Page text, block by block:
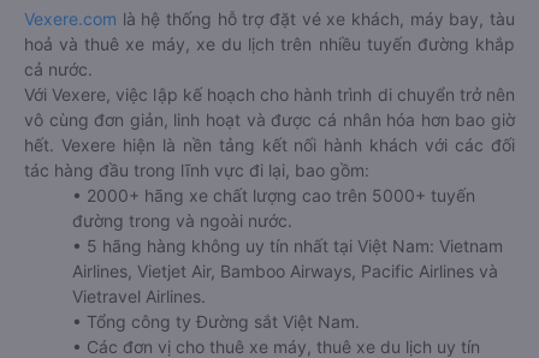
Vexere.com là hệ thống hỗ trợ đặt vé xe khách, máy bay, tàu
hoả và thuê xe máy, xe du lịch trên nhiều tuyến đường khắp
cả nước.
Với Vexere, việc lập kế hoạch cho hành trình di chuyển trở nên
vô cùng đơn giản, linh hoạt và được cá nhân hóa hơn bao giờ
hết. Vexere hiện là nền tảng kết nối hành khách với các đối
tác hàng đầu trong lĩnh vực đi lại, bao gồm:
• 2000+ hãng xe chất lượng cao trên 5000+ tuyến
đường trong và ngoài nước.
• 5 hãng hàng không uy tín nhất tại Việt Nam: Vietnam
Airlines, Vietjet Air, Bamboo Airways, Pacific Airlines và
Vietravel Airlines.
• Tổng công ty Đường sắt Việt Nam.
• Các đơn vị cho thuê xe máy, thuê xe du lịch uy tín